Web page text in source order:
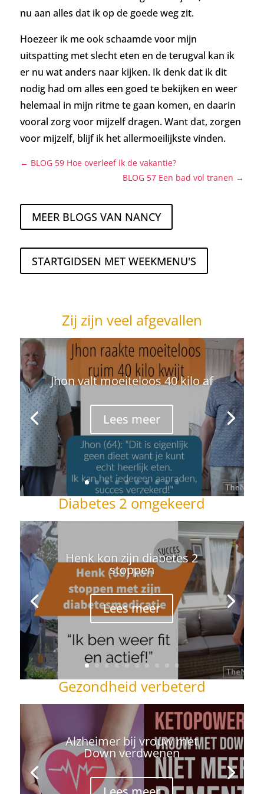
nu aan alles dat ik op de goede weg zit.
Hoezeer ik me ook schaamde voor mijn
uitspatting met slecht eten en de terugval kan ik
er nu wat anders naar kijken. Ik denk dat ik dit
nodig had om alles een goed te bekijken en weer
helemaal in mijn ritme te gaan komen, en daarin
vooral zorg voor mijzelf dragen. Want dat, zorgen
voor mijzelf, blijf ik het allermoeilijkste vinden.
← BLOG 59 Hoe overleef ik de vakantie?
BLOG 57 Een bad vol tranen →
MEER BLOGS VAN NANCY
STARTGIDSEN MET WEEKMENU'S
Zij zijn veel afgevallen
Jhon valt moeiteloos 40 kilo af
Lees meer
Diabetes 2 omgekeerd
Henk kon zijn diabetes 2
stoppen
Lees meer
Gezondheid verbeterd
Alzheimer bij vrouw met
Down verdwenen